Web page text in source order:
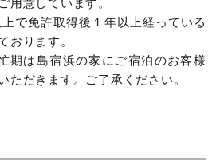
用意しています。
で免許取得後１年以上経っている
おります。
期は島宿浜の家にご宿泊のお客様
ただきます。ご了承ください。